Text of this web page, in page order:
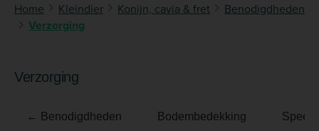
Home Kleindier Konijn, cavia & fret Benodigdheden
Verzorging
Verzorging
← Benodigdheden Bodembedekking